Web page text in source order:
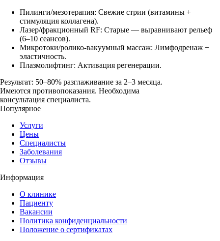
Пилинги/мезотерапия: Свежие стрии (витамины +
стимуляция коллагена).
Лазер/фракционный RF: Старые — выравнивают рельеф
(6–10 сеансов).
Микротоки/ролико-вакуумный массаж: Лимфодренаж +
эластичность.
Плазмолифтинг: Активация регенерации.
Результат: 50–80% разглаживание за 2–3 месяца.
Имеются противопоказания. Необходима
консультация специалиста.
Популярное
Услуги
Цены
Специалисты
Заболевания
Отзывы
Информация
О клинике
Пациенту
Вакансии
Политика конфиденциальности
Положение о сертификатах